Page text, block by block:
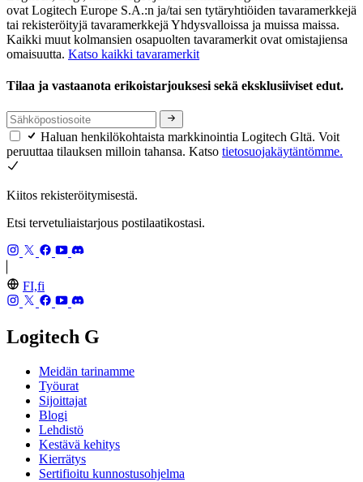
ovat Logitech Europe S.A.:n ja/tai sen tytäryhtiöiden tavaramerkkejä
tai rekisteröityjä tavaramerkkejä Yhdysvalloissa ja muissa maissa.
Kaikki muut kolmansien osapuolten tavaramerkit ovat omistajiensa
omaisuutta. Katso kaikki tavaramerkit
Tilaa ja vastaanota erikoistarjouksesi sekä eksklusiiviset edut.
Haluan henkilökohtaista markkinointia Logitech Gltä. Voit
peruuttaa tilauksen milloin tahansa. Katso tietosuojakäytäntömme.
Kiitos rekisteröitymisestä.
Etsi tervetuliaistarjous postilaatikostasi.
FI,fi
Logitech G
Meidän tarinamme
Työurat
Sijoittajat
Blogi
Lehdistö
Kestävä kehitys
Kierrätys
Sertifioitu kunnostusohjelma